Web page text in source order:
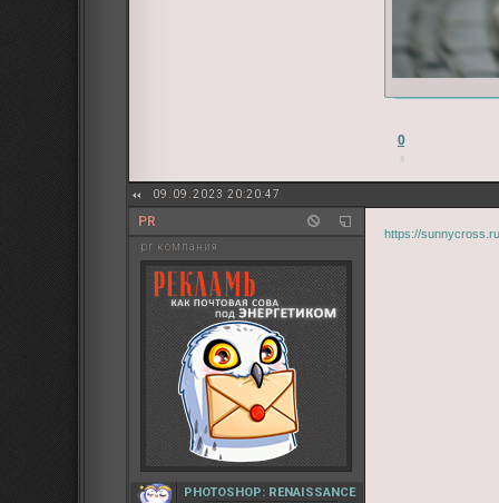
0
09.09.2023 20:20:47
PR
pr компания
PHOTOSHOP: RENAISSANCE
https://